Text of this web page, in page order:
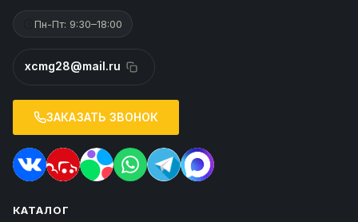
Пн-Пт: 9:30–18:00
xcmg28@mail.ru
ЗАКАЗАТЬ ЗВОНОК
КАТАЛОГ